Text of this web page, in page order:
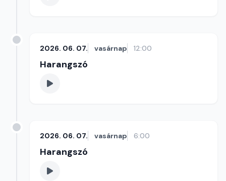
2026. 06. 07. vasárnap 12:00
Harangszó
2026. 06. 07. vasárnap 6:00
Harangszó